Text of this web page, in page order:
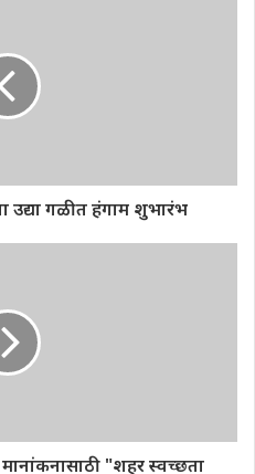
उद्या गळीत हंगाम शुभारंभ
"शहर स्वच्छता